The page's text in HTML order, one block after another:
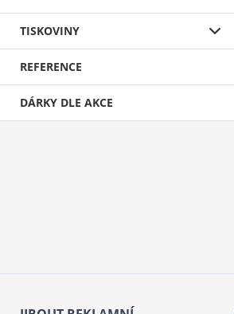
TISKOVINY
REFERENCE
DÁRKY DLE AKCE